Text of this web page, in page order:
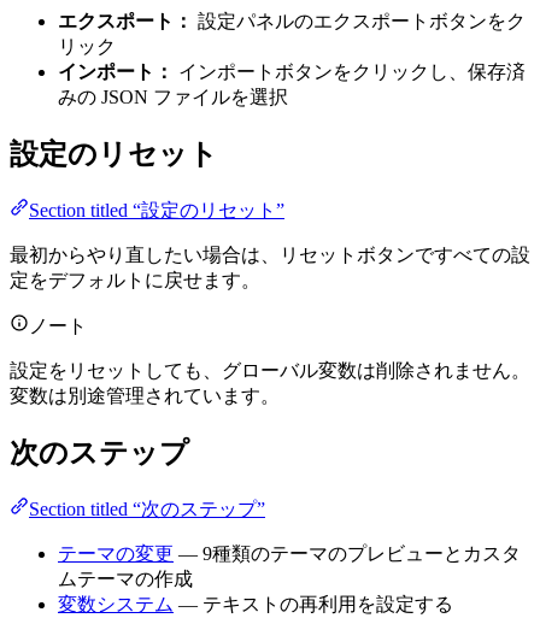
エクスポート： 設定パネルのエクスポートボタンをク
リック
インポート：
インポートボタンをクリックし、保存済
みの JSON ファイルを選択
設定のリセット
Section titled “設定のリセット”
最初からやり直したい場合は、リセットボタンですべての設
定をデフォルトに戻せます。
ノート
設定をリセットしても、グローバル変数は削除されません。
変数は別途管理されています。
次のステップ
Section titled “次のステップ”
テーマの変更 — 9種類のテーマのプレビューとカスタ
ムテーマの作成
変数システム — テキストの再利用を設定する